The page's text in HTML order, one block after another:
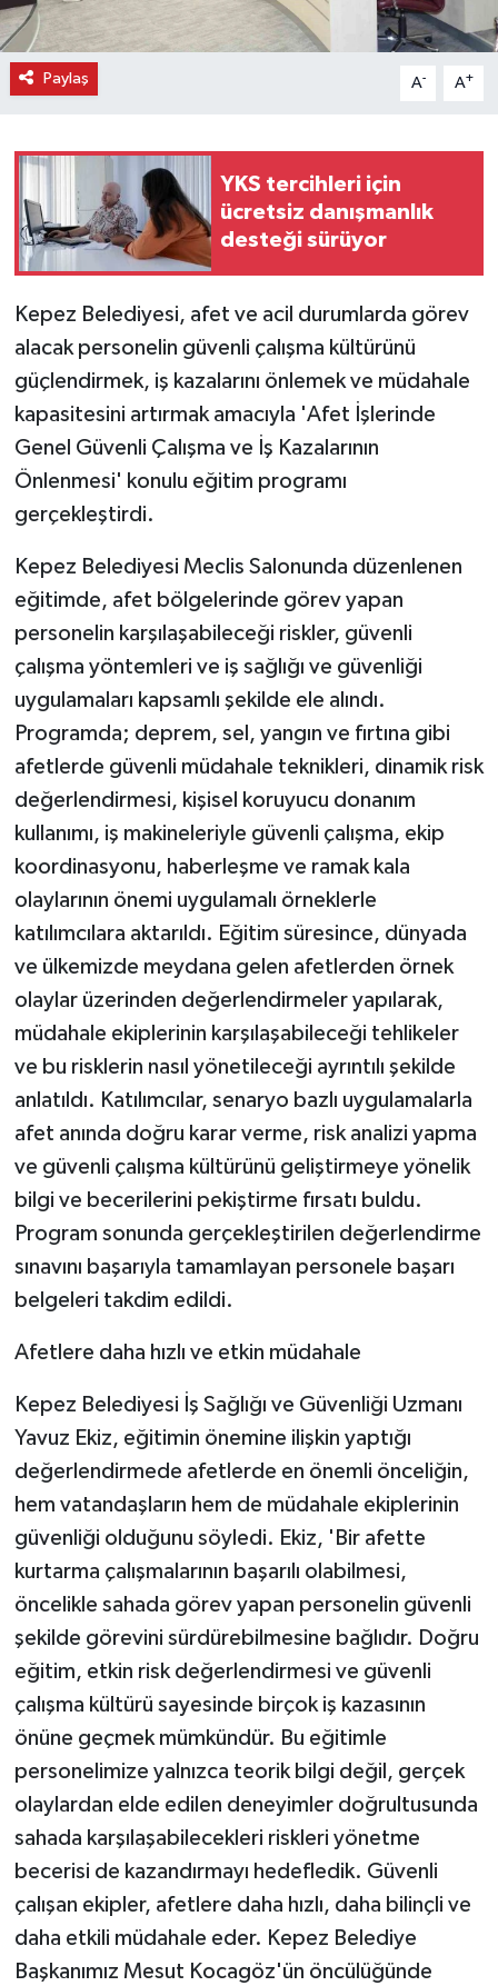
Paylaş A- A+
YKS tercihleri için
ücretsiz danışmanlık
desteği sürüyor
Kepez Belediyesi, afet ve acil durumlarda görev
alacak personelin güvenli çalışma kültürünü
güçlendirmek, iş kazalarını önlemek ve müdahale
kapasitesini artırmak amacıyla 'Afet İşlerinde
Genel Güvenli Çalışma ve İş Kazalarının
Önlenmesi' konulu eğitim programı
gerçekleştirdi.
Kepez Belediyesi Meclis Salonunda düzenlenen
eğitimde, afet bölgelerinde görev yapan
personelin karşılaşabileceği riskler, güvenli
çalışma yöntemleri ve iş sağlığı ve güvenliği
uygulamaları kapsamlı şekilde ele alındı.
Programda; deprem, sel, yangın ve fırtına gibi
afetlerde güvenli müdahale teknikleri, dinamik risk
değerlendirmesi, kişisel koruyucu donanım
kullanımı, iş makineleriyle güvenli çalışma, ekip
koordinasyonu, haberleşme ve ramak kala
olaylarının önemi uygulamalı örneklerle
katılımcılara aktarıldı. Eğitim süresince, dünyada
ve ülkemizde meydana gelen afetlerden örnek
olaylar üzerinden değerlendirmeler yapılarak,
müdahale ekiplerinin karşılaşabileceği tehlikeler
ve bu risklerin nasıl yönetileceği ayrıntılı şekilde
anlatıldı. Katılımcılar, senaryo bazlı uygulamalarla
afet anında doğru karar verme, risk analizi yapma
ve güvenli çalışma kültürünü geliştirmeye yönelik
bilgi ve becerilerini pekiştirme fırsatı buldu.
Program sonunda gerçekleştirilen değerlendirme
sınavını başarıyla tamamlayan personele başarı
belgeleri takdim edildi.
Afetlere daha hızlı ve etkin müdahale
Kepez Belediyesi İş Sağlığı ve Güvenliği Uzmanı
Yavuz Ekiz, eğitimin önemine ilişkin yaptığı
değerlendirmede afetlerde en önemli önceliğin,
hem vatandaşların hem de müdahale ekiplerinin
güvenliği olduğunu söyledi. Ekiz, 'Bir afette
kurtarma çalışmalarının başarılı olabilmesi,
öncelikle sahada görev yapan personelin güvenli
şekilde görevini sürdürebilmesine bağlıdır. Doğru
eğitim, etkin risk değerlendirmesi ve güvenli
çalışma kültürü sayesinde birçok iş kazasının
önüne geçmek mümkündür. Bu eğitimle
personelimize yalnızca teorik bilgi değil, gerçek
olaylardan elde edilen deneyimler doğrultusunda
sahada karşılaşabilecekleri riskleri yönetme
becerisi de kazandırmayı hedefledik. Güvenli
çalışan ekipler, afetlere daha hızlı, daha bilinçli ve
daha etkili müdahale eder. Kepez Belediye
Başkanımız Mesut Kocagöz'ün öncülüğünde